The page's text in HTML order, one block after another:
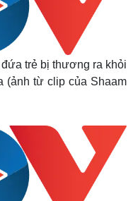
trẻ bị thương ra khỏi
(ảnh từ clip của Shaam